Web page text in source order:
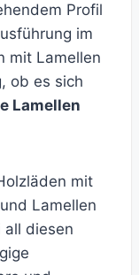
Profil
im
mit Lamellen
ob es sich
Lamellen
mit
Lamellen
all diesen